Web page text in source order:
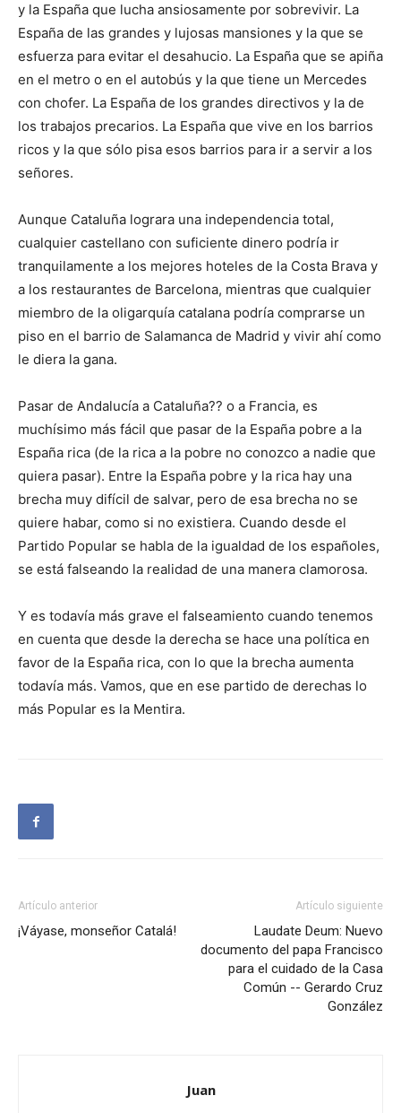
y la España que lucha ansiosamente por sobrevivir. La
España de las grandes y lujosas mansiones y la que se
esfuerza para evitar el desahucio. La España que se apiña
en el metro o en el autobús y la que tiene un Mercedes
con chofer. La España de los grandes directivos y la de
los trabajos precarios. La España que vive en los barrios
ricos y la que sólo pisa esos barrios para ir a servir a los
señores.
Aunque Cataluña lograra una independencia total,
cualquier castellano con suficiente dinero podría ir
tranquilamente a los mejores hoteles de la Costa Brava y
a los restaurantes de Barcelona, mientras que cualquier
miembro de la oligarquía catalana podría comprarse un
piso en el barrio de Salamanca de Madrid y vivir ahí como
le diera la gana.
Pasar de Andalucía a Cataluña?? o a Francia, es
muchísimo más fácil que pasar de la España pobre a la
España rica (de la rica a la pobre no conozco a nadie que
quiera pasar). Entre la España pobre y la rica hay una
brecha muy difícil de salvar, pero de esa brecha no se
quiere habar, como si no existiera. Cuando desde el
Partido Popular se habla de la igualdad de los españoles,
se está falseando la realidad de una manera clamorosa.
Y es todavía más grave el falseamiento cuando tenemos
en cuenta que desde la derecha se hace una política en
favor de la España rica, con lo que la brecha aumenta
todavía más. Vamos, que en ese partido de derechas lo
más Popular es la Mentira.
Artículo anterior
¡Váyase, monseñor Catalá!
Artículo siguiente
Laudate Deum: Nuevo
documento del papa Francisco
para el cuidado de la Casa
Común -- Gerardo Cruz
González
Juan